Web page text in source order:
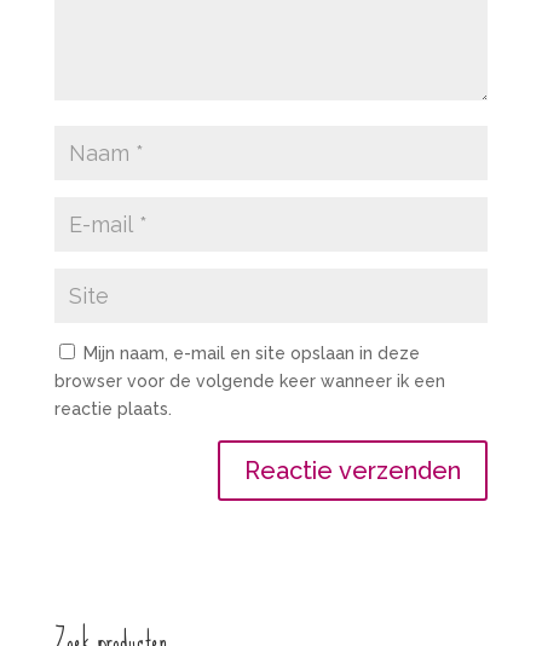
Mijn naam, e-mail en site opslaan in deze
browser voor de volgende keer wanneer ik een
reactie plaats.